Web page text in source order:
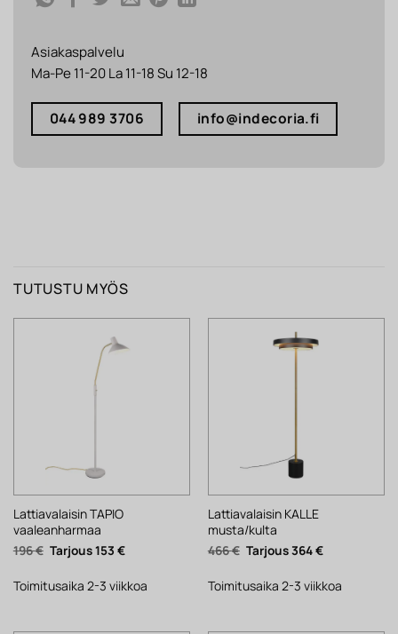
Asiakaspalvelu
Ma-Pe 11-20 La 11-18 Su 12-18
044 989 3706 info@indecoria.fi
TUTUSTU MYÖS
Lattiavalaisin TAPIO
vaaleanharmaa
196€ Alkuperäinen
hinta
196 €.
153 €Nykyinen
153 €.
Toimitusaika 2-3 viikkoa
Lattiavalaisin KALLE
musta/kulta
466€ Alkuperäinen
hinta
466 €.
364€Nykyinen
364 €.
Toimitusaika 2-3 viikkoa